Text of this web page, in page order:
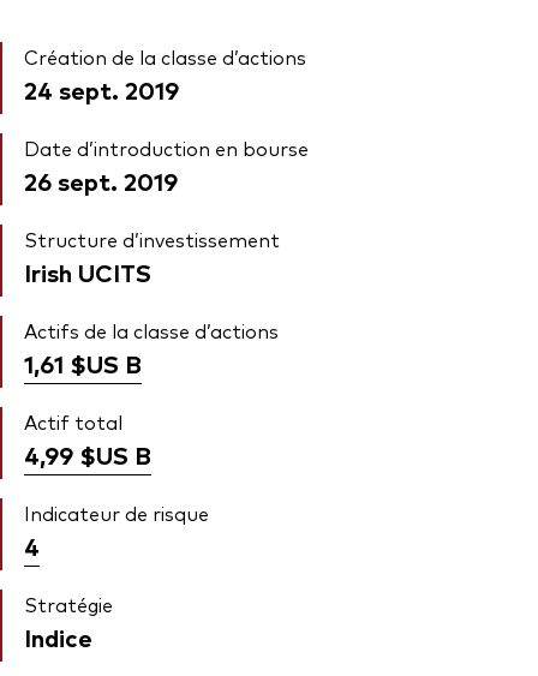
Création de la classe d’actions
24 sept. 2019
Date d’introduction en bourse
26 sept. 2019
Structure d’investissement
Irish UCITS
Actifs de la classe d’actions
1,61 $US B
Actif total
4,99 $US B
Indicateur de risque
4
Stratégie
Indice